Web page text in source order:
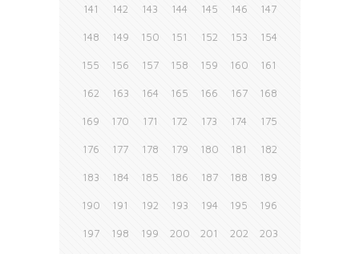
141 142 143 144 145 146 147
148 149 150 151 152 153 154
155 156 157 158 159 160 161
162 163 164 165 166 167 168
169 170 171 172 173 174 175
176 177 178 179 180 181 182
183 184 185 186 187 188 189
190 191 192 193 194 195 196
197 198 199 200 201 202 203